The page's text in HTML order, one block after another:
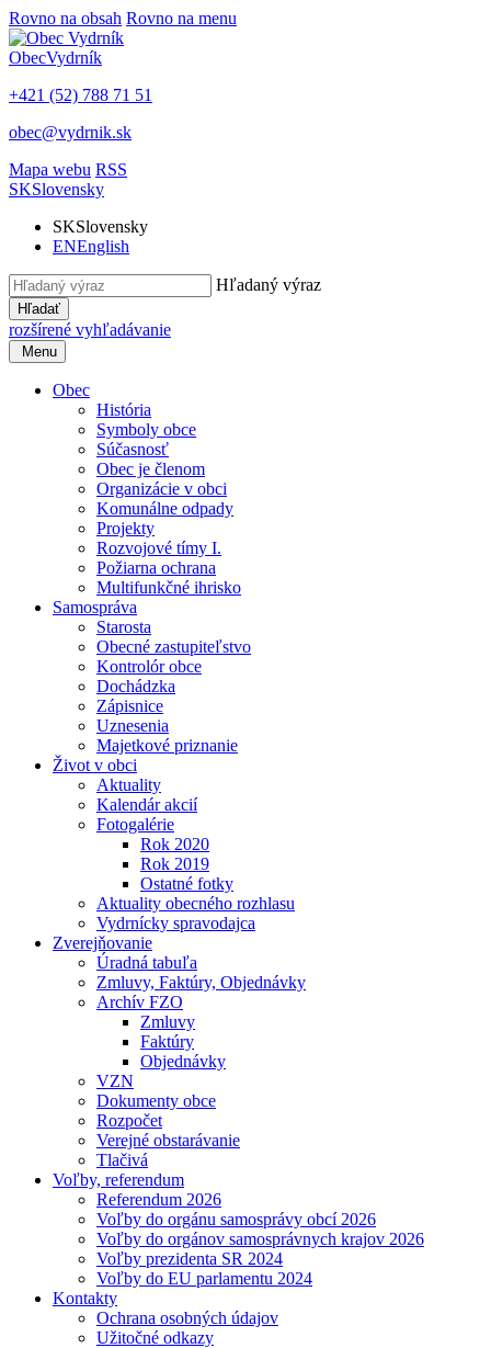
Rovno na obsah Rovno na menu
ObecVydrník
+421 (52) 788 71 51
obec@vydrnik.sk
Mapa webu RSS
SKSlovensky
SKSlovensky
ENEnglish
Hľadaný výraz
Hľadať
rozšírené vyhľadávanie
Menu
Obec
História
Symboly obce
Súčasnosť
Obec je členom
Organizácie v obci
Komunálne odpady
Projekty
Rozvojové tímy I.
Požiarna ochrana
Multifunkčné ihrisko
Samospráva
Starosta
Obecné zastupiteľstvo
Kontrolór obce
Dochádzka
Zápisnice
Uznesenia
Majetkové priznanie
Život v obci
Aktuality
Kalendár akcií
Fotogalérie
Rok 2020
Rok 2019
Ostatné fotky
Aktuality obecného rozhlasu
Vydrnícky spravodajca
Zverejňovanie
Úradná tabuľa
Zmluvy, Faktúry, Objednávky
Archív FZO
Zmluvy
Faktúry
Objednávky
VZN
Dokumenty obce
Rozpočet
Verejné obstarávanie
Tlačivá
Voľby, referendum
Referendum 2026
Voľby do orgánu samosprávy obcí 2026
Voľby do orgánov samosprávnych krajov 2026
Voľby prezidenta SR 2024
Voľby do EU parlamentu 2024
Kontakty
Ochrana osobných údajov
Užitočné odkazy